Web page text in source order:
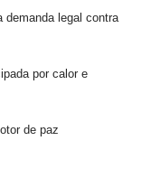
demanda legal contra
por calor e
de paz